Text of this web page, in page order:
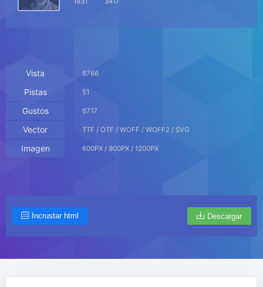
Vista 8766
Pistas 51
Gustos 6717
Vector TTF / OTF / WOFF / WOFF2 / SVG
Imagen 600PX / 900PX / 1200PX
Incrustar html Descargar